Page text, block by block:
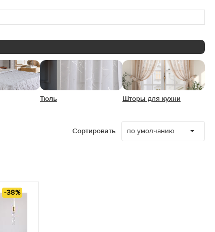
Тюль Шторы для кухни
Сортировать по умолчанию
-38%